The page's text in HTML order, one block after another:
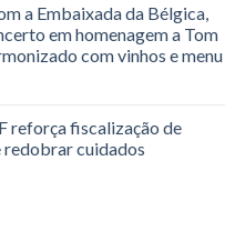
a Embaixada da Bélgica,
em homenagem a Tom
com vinhos e menu
reforça fiscalização de
redobrar cuidados